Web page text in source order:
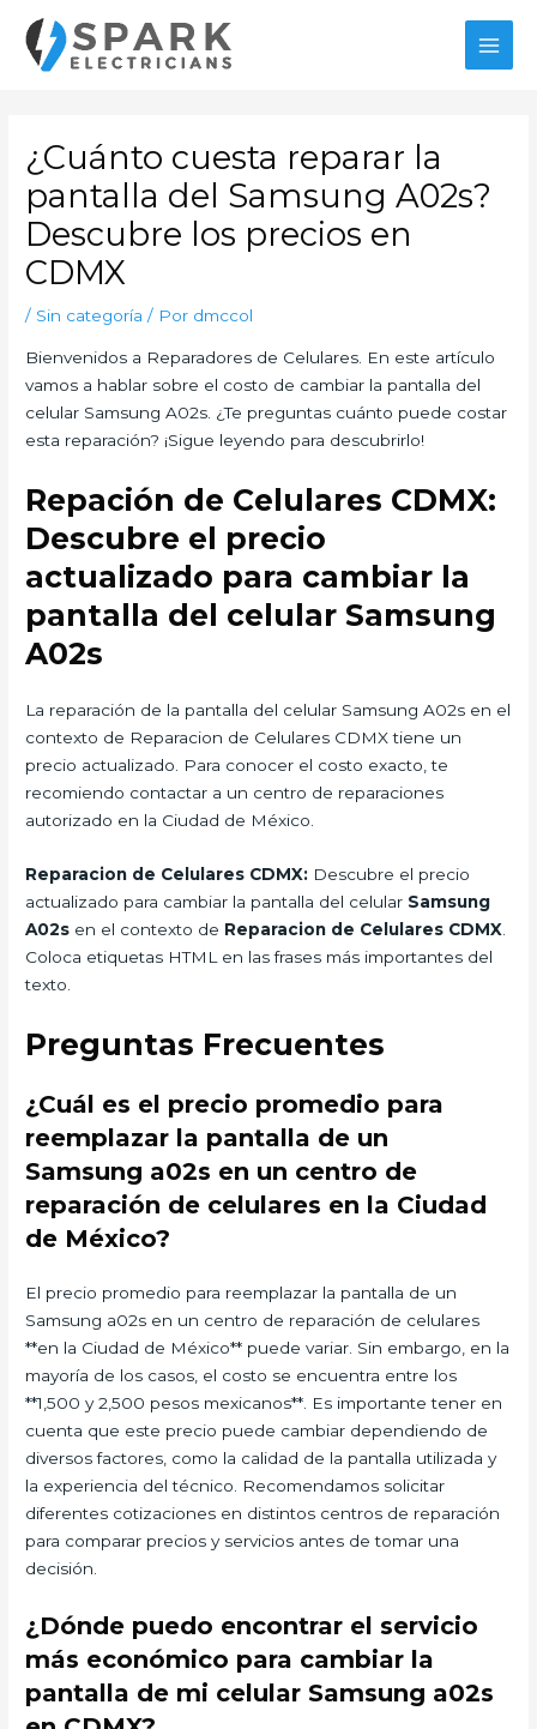
contenido
¿Cuánto cuesta reparar la
pantalla del Samsung A02s?
Descubre los precios en
CDMX
/ Sin categoría / Por dmccol
Bienvenidos a Reparadores de Celulares. En este artículo
vamos a hablar sobre el costo de cambiar la pantalla del
celular Samsung A02s. ¿Te preguntas cuánto puede costar
esta reparación? ¡Sigue leyendo para descubrirlo!
Repación de Celulares CDMX:
Descubre el precio
actualizado para cambiar la
pantalla del celular Samsung
A02s
La reparación de la pantalla del celular Samsung A02s en el
contexto de Reparacion de Celulares CDMX tiene un
precio actualizado. Para conocer el costo exacto, te
recomiendo contactar a un centro de reparaciones
autorizado en la Ciudad de México.
Reparacion de Celulares CDMX: Descubre el precio
actualizado para cambiar la pantalla del celular Samsung
A02s en el contexto de Reparacion de Celulares CDMX
Coloca etiquetas HTML en las frases más importantes del
texto.
Preguntas Frecuentes
¿Cuál es el precio promedio para
reemplazar la pantalla de un
Samsung a02s en un centro de
reparación de celulares en la Ciudad
de México?
El precio promedio para reemplazar la pantalla de un
Samsung a02s en un centro de reparación de celulares
**en la Ciudad de México** puede variar. Sin embargo, en la
mayoría de los casos, el costo se encuentra entre los
**1,500 y 2,500 pesos mexicanos**. Es importante tener en
cuenta que este precio puede cambiar dependiendo de
diversos factores, como la calidad de la pantalla utilizada y
la experiencia del técnico. Recomendamos solicitar
diferentes cotizaciones en distintos centros de reparación
para comparar precios y servicios antes de tomar una
decisión.
¿Dónde puedo encontrar el servicio
más económico para cambiar la
pantalla de mi celular Samsung a02s